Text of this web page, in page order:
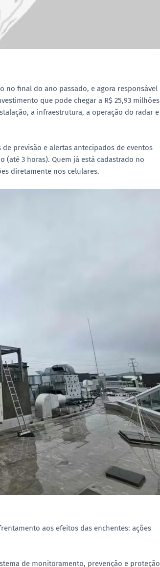
no final do ano passado, e agora responsável
que pode chegar a R$ 25,93 milhões
a infraestrutura, a operação do radar
previsão e alertas antecipados de eventos
(até 3 horas). Quem já está cadastrado no
diretamente nos celulares.
aos efeitos das enchentes: ações
de monitoramento, prevenção e